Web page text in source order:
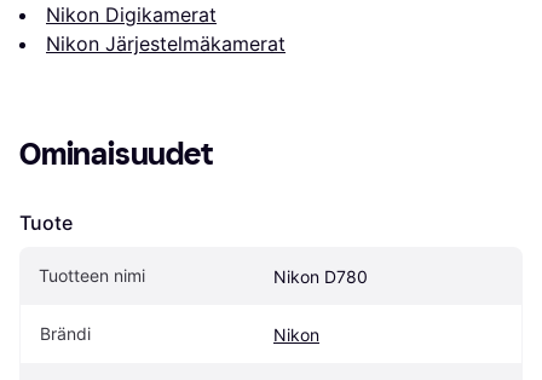
Nikon Digikamerat
Nikon Järjestelmäkamerat
Ominaisuudet
Tuote
Tuotteen nimi Nikon D780
Brändi Nikon